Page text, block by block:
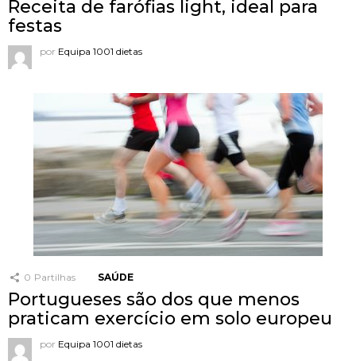
Receita de farófias light, ideal para
festas
por Equipa 1001 dietas
0 Partilhas SAÚDE
Portugueses são dos que menos
praticam exercício em solo europeu
por Equipa 1001 dietas